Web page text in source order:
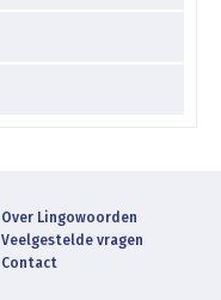
Over Lingowoorden
Veelgestelde vragen
Contact